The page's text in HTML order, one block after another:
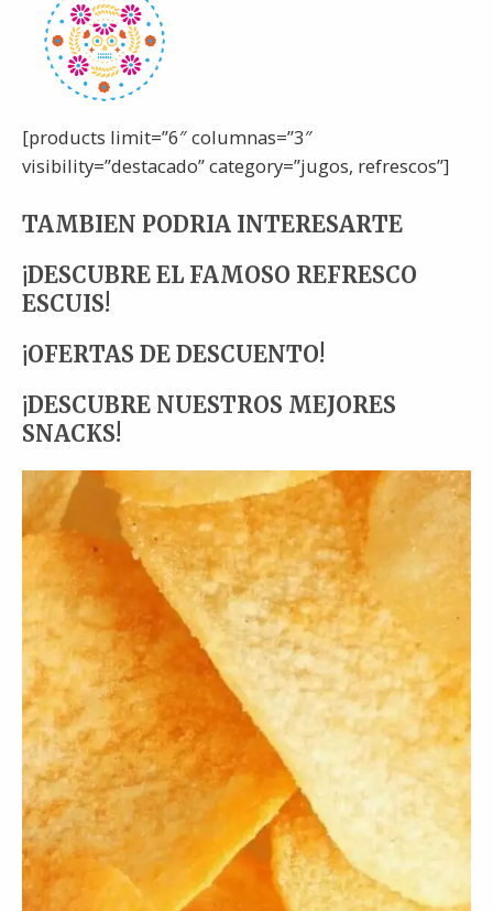
[products limit=”6″ columnas=”3″
visibility=”destacado” category=”jugos, refrescos”]
TAMBIEN PODRIA INTERESARTE
¡DESCUBRE EL FAMOSO REFRESCO
ESCUIS!
¡OFERTAS DE DESCUENTO!
¡DESCUBRE NUESTROS MEJORES
SNACKS!